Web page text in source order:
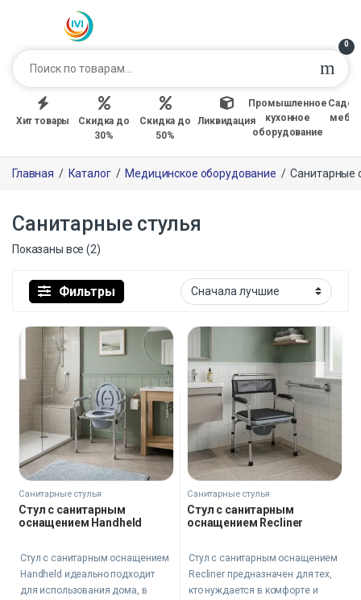
0
Хит товары
Скидка до
30%
Скидка до
50%
Ликвидация
Промышленное
кухонное
оборудование
Главная / Каталог / Медицинское оборудование / Санитарные
Санитарные стулья
Показаны все (2)
Фильтры
Санитарные стулья
Стул с санитарным
оснащением Handheld
Стул с санитарным оснащением
Handheld идеально подходит
для использования дома, в
Санитарные стулья
Стул с санитарным
оснащением Recliner
Стул с санитарным оснащением
Recliner предназначен для тех,
кто нуждается в комфорте и